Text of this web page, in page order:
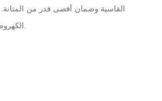
القاسية وضمان أقصى قدر من المتانة.
الكهروضوئية مصممة خصيصًا للمنازل.